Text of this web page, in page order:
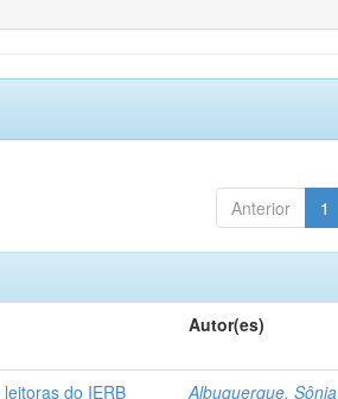
Anterior 1
Autor(es)
do IERB Albuquerque, Sônia